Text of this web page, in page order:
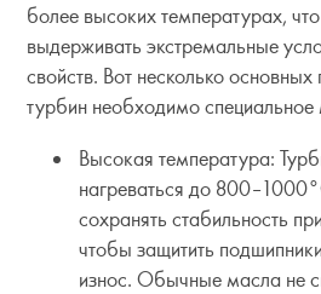
более высоких температурах,
выдерживать экстремальные
свойств. Вот несколько
турбин необходимо
Высокая температура:
нагреваться до
сохранять стабильность
чтобы защитить
износ. Обычные масла не